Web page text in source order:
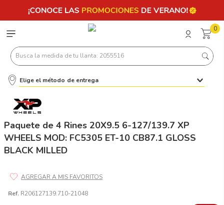
0
Busca la medida de tu llanta: 2055516
Elige el método de entrega
Paquete de 4 Rines 20X9.5 6-127/139.7 XP
WHEELS MOD: FC5305 ET-10 CB87.1 GLOSS
BLACK MILLED
Ref. R206127139.710-21048
Términos más buscados
3.225